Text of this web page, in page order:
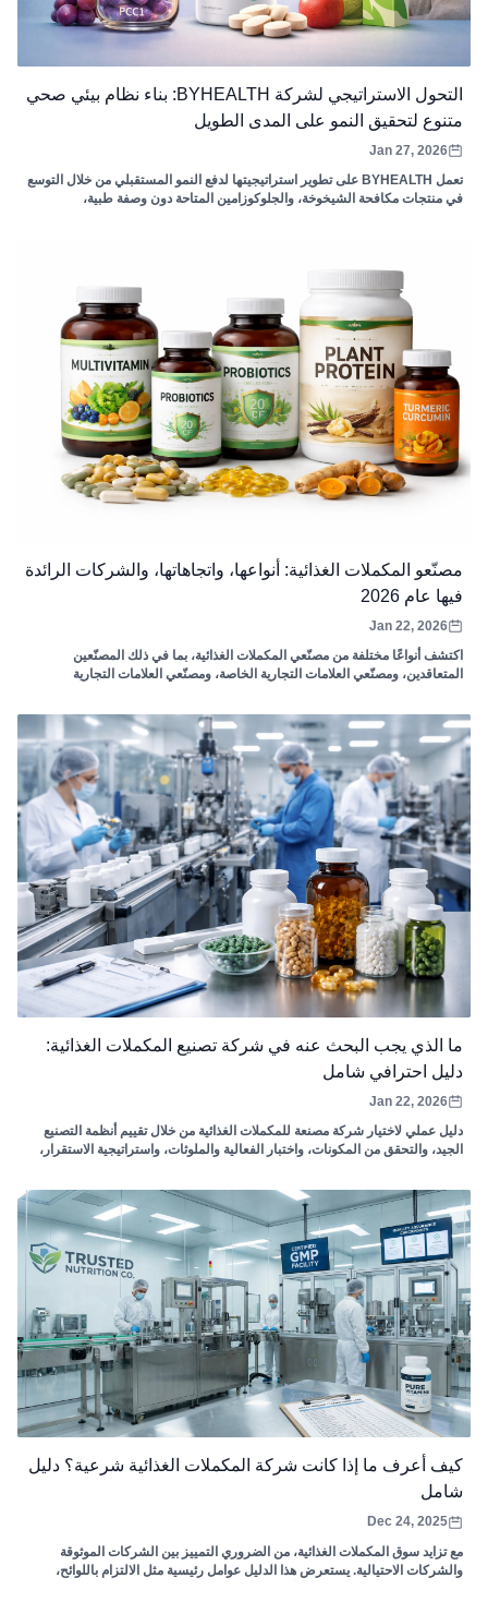
التحول الاستراتيجي لشركة BYHEALTH: بناء نظام بيئي صحي
متنوع لتحقيق النمو على المدى الطويل
Jan 27, 2026
تعمل BYHEALTH على تطوير استراتيجيتها لدفع النمو المستقبلي من خلال التوسع
في منتجات مكافحة الشيخوخة، والجلوكوزامين المتاحة دون وصفة طبية،
مصنّعو المكملات الغذائية: أنواعها، واتجاهاتها، والشركات الرائدة
فيها عام 2026
Jan 22, 2026
اكتشف أنواعًا مختلفة من مصنّعي المكملات الغذائية، بما في ذلك المصنّعين
المتعاقدين، ومصنّعي العلامات التجارية الخاصة، ومصنّعي العلامات التجارية
Zoomsheal Health في تشكيل مستقبل إنتاج المكملات الغذائية.
ما الذي يجب البحث عنه في شركة تصنيع المكملات الغذائية:
دليل احترافي شامل
Jan 22, 2026
دليل عملي لاختيار شركة مصنعة للمكملات الغذائية من خلال تقييم أنظمة التصنيع
الجيد، والتحقق من المكونات، واختبار الفعالية والملوثات، واستراتيجية الاستقرار،
كيف أعرف ما إذا كانت شركة المكملات الغذائية شرعية؟ دليل
شامل
Dec 24, 2025
مع تزايد سوق المكملات الغذائية، من الضروري التمييز بين الشركات الموثوقة
والشركات الاحتيالية. يستعرض هذا الدليل عوامل رئيسية مثل الالتزام باللوائح،